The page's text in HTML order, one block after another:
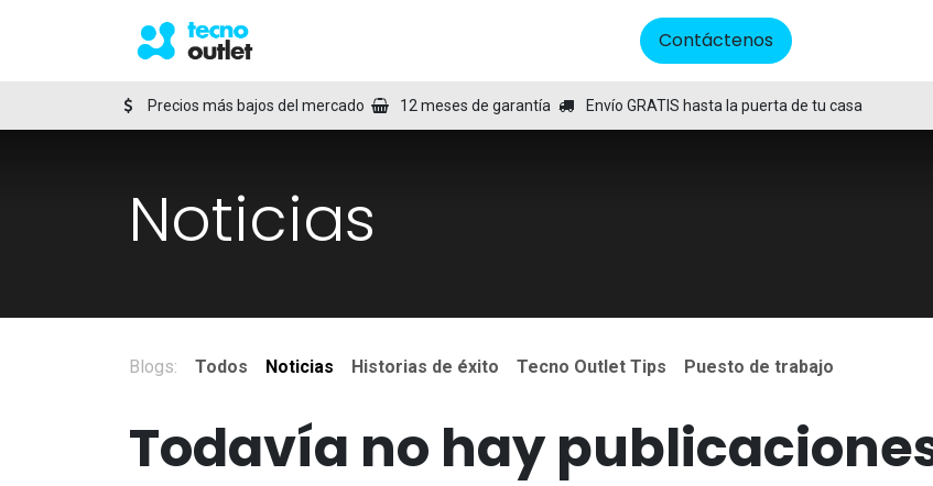
Contáctenos
Precios más bajos del mercado 12 meses de garantía Envío GRATIS hasta la puerta de tu casa
Noticias
Blogs: Todos Noticias Historias de éxito Tecno Outlet Tips Puesto de trabajo
Todavía no hay